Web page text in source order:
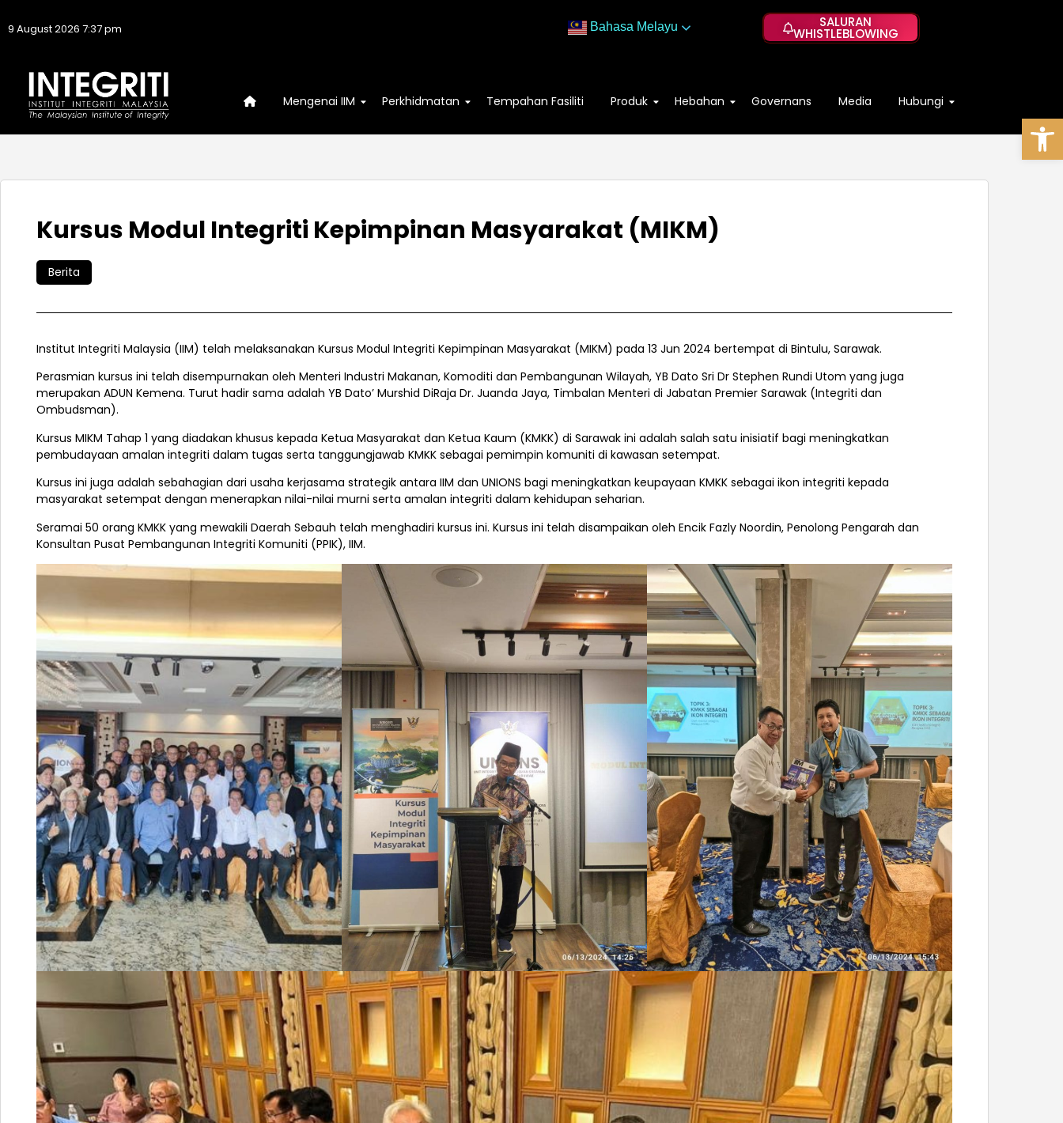
9 August 2026 7:37 pm Bahasa Melayu SALURAN
WHISTLEBLOWING
Mengenai IIM Perkhidmatan Tempahan Fasiliti Produk Hebahan Governans Media Hubungi
Kursus Modul Integriti Kepimpinan Masyarakat (MIKM)
Berita
Institut Integriti Malaysia (IIM) telah melaksanakan Kursus Modul Integriti Kepimpinan Masyarakat (MIKM) pada 13 Jun 2024 bertempat di Bintulu, Sarawak.
Perasmian kursus ini telah disempurnakan oleh Menteri Industri Makanan, Komoditi dan Pembangunan Wilayah, YB Dato Sri Dr Stephen Rundi Utom yang juga
merupakan ADUN Kemena. Turut hadir sama adalah YB Dato’ Murshid DiRaja Dr. Juanda Jaya, Timbalan Menteri di Jabatan Premier Sarawak (Integriti dan
Ombudsman).
Kursus MIKM Tahap 1 yang diadakan khusus kepada Ketua Masyarakat dan Ketua Kaum (KMKK) di Sarawak ini adalah salah satu inisiatif bagi meningkatkan
pembudayaan amalan integriti dalam tugas serta tanggungjawab KMKK sebagai pemimpin komuniti di kawasan setempat.
Kursus ini juga adalah sebahagian dari usaha kerjasama strategik antara IIM dan UNIONS bagi meningkatkan keupayaan KMKK sebagai ikon integriti kepada
masyarakat setempat dengan menerapkan nilai-nilai murni serta amalan integriti dalam kehidupan seharian.
Seramai 50 orang KMKK yang mewakili Daerah Sebauh telah menghadiri kursus ini. Kursus ini telah disampaikan oleh Encik Fazly Noordin, Penolong Pengarah dan
Konsultan Pusat Pembangunan Integriti Komuniti (PPIK), IIM.